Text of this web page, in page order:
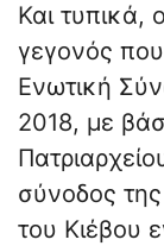
Και τυπικά,
γεγονός
Ενωτική
2018, με
σύνοδος
του Κιέβου